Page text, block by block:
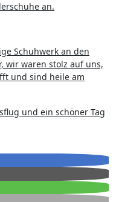
an.
Schuhwerk an den
wir waren stolz auf uns,
und sind heile am
und ein schöner Tag